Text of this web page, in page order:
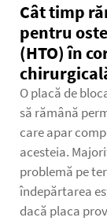
Cât timp
pentru
(HTO) în
O placă de
să rămână
care apar
acesteia.
problemă pe
îndepărtarea
dacă placa